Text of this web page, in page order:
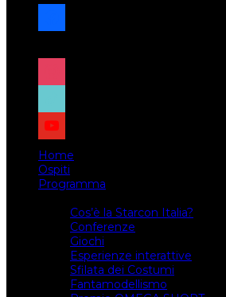
facebook
x
instagram
tiktok
youtube
Home
Ospiti
Programma
Cos’è la Starcon Italia?
Conferenze
Giochi
Esperienze interattive
Sfilata dei Costumi
Fantamodellismo